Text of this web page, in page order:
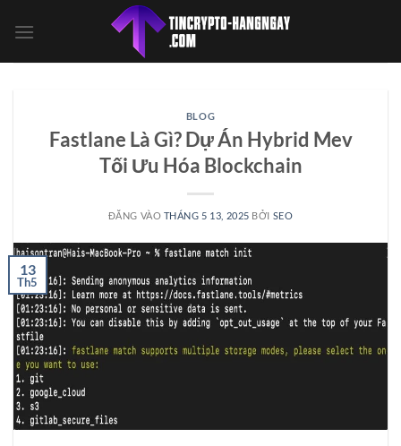
qua
BLOG
Fastlane Là Gì? Dự Án Hybrid Mev
Tối Ưu Hóa Blockchain
ĐĂNG VÀO THÁNG 5 13, 2025 BỞI SEO
13
Th5